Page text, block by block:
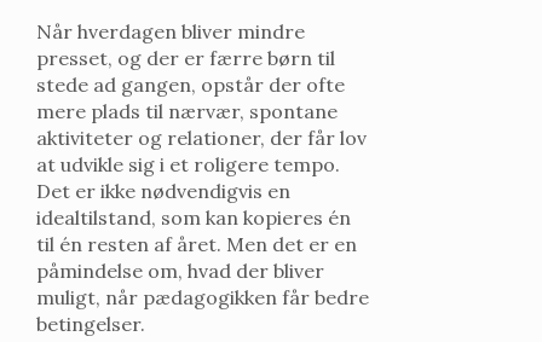
Når hverdagen bliver mindre
presset, og der er færre børn til
stede ad gangen, opstår der ofte
mere plads til nærvær, spontane
aktiviteter og relationer, der får lov
at udvikle sig i et roligere tempo.
Det er ikke nødvendigvis en
idealtilstand, som kan kopieres én
til én resten af året. Men det er en
påmindelse om, hvad der bliver
muligt, når pædagogikken får bedre
betingelser.